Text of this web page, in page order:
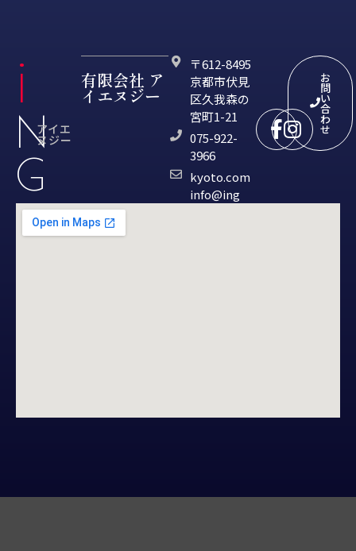
i
N
G
アイエ
ヌジー
有限会社 ア
イエヌジー
〒612-8495
京都市伏見
区久我森の
宮町1-21
075-922-
3966
moc.otoyk
gni
@ofni
お
問
い
合
わ
せ